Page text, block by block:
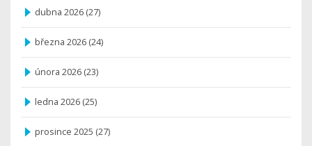
dubna 2026 (27)
března 2026 (24)
února 2026 (23)
ledna 2026 (25)
prosince 2025 (27)